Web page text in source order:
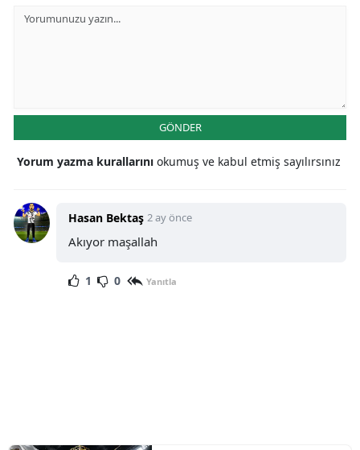
GÖNDER
Yorum yazma kurallarını okumuş ve kabul etmiş sayılırsınız
Hasan Bektaş 2 ay önce
Akıyor maşallah
1 0 Yanıtla